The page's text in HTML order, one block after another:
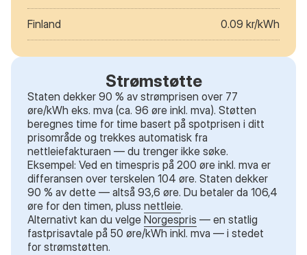
Finland 0.09 kr/kWh
Strømstøtte
Staten dekker 90 % av strømprisen over 77
øre/kWh eks. mva (ca. 96 øre inkl. mva). Støtten
beregnes time for time basert på spotprisen i ditt
prisområde og trekkes automatisk fra
nettleiefakturaen — du trenger ikke søke.
Eksempel: Ved en timespris på 200 øre inkl. mva er
differansen over terskelen 104 øre. Staten dekker
90 % av dette — altså 93,6 øre. Du betaler da 106,4
øre for den timen, pluss nettleie.
Alternativt kan du velge Norgespris — en statlig
fastprisavtale på 50 øre/kWh inkl. mva — i stedet
for strømstøtten.